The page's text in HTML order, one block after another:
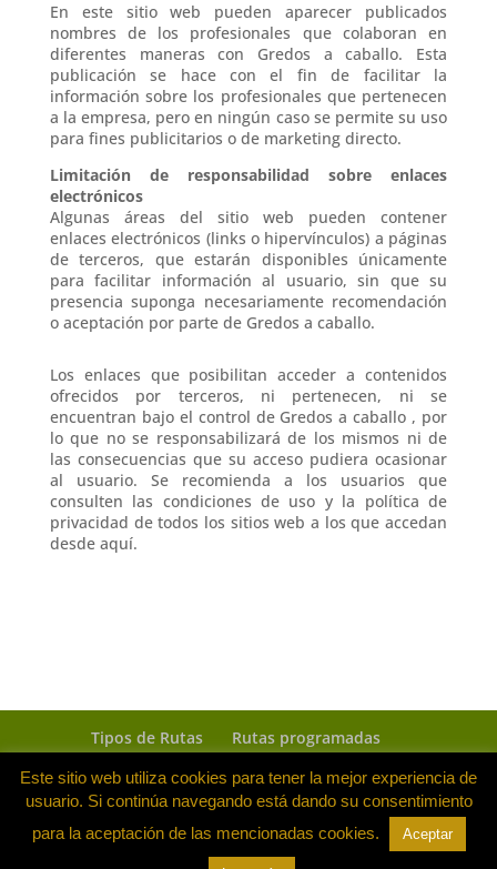
En este sitio web pueden aparecer publicados
nombres de los profesionales que colaboran en
diferentes maneras con Gredos a caballo. Esta
publicación se hace con el fin de facilitar la
información sobre los profesionales que pertenecen
a la empresa, pero en ningún caso se permite su uso
para fines publicitarios o de marketing directo.
Limitación de responsabilidad sobre enlaces
electrónicos
Algunas áreas del sitio web pueden contener
enlaces electrónicos (links o hipervínculos) a páginas
de terceros, que estarán disponibles únicamente
para facilitar información al usuario, sin que su
presencia suponga necesariamente recomendación
o aceptación por parte de Gredos a caballo.
Los enlaces que posibilitan acceder a contenidos
ofrecidos por terceros, ni pertenecen, ni se
encuentran bajo el control de Gredos a caballo , por
lo que no se responsabilizará de los mismos ni de
las consecuencias que su acceso pudiera ocasionar
al usuario. Se recomienda a los usuarios que
consulten las condiciones de uso y la política de
privacidad de todos los sitios web a los que accedan
desde aquí.
Tipos de Rutas
Rutas programadas
Ven con tu caballo
Rutas realizadas
Hotel Rural Cuarto de Milla
Diseño y DesarrolloTen Ideas Web| Gredos a
Caballo | Hoyos del Espino (Ávila) |
Política de
Este sitio web utiliza cookies para tener la mejor experiencia de
usuario. Si continúa navegando está dando su consentimiento
para la aceptación de las mencionadas cookies.
Aceptar